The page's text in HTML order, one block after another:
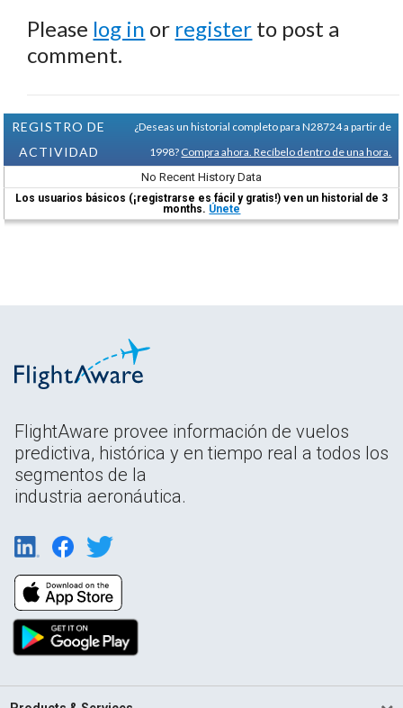
Please log in or register to post a
comment.
REGISTRO DE
ACTIVIDAD
¿Deseas un historial completo para N28724 a partir de
1998? Compra ahora. Recíbelo dentro de una hora.
No Recent History Data
Los usuarios básicos (¡registrarse es fácil y gratis!) ven un historial de 3
months. Únete
FlightAware provee información de vuelos
predictiva, histórica y en tiempo real a todos los
segmentos de la
industria aeronáutica.